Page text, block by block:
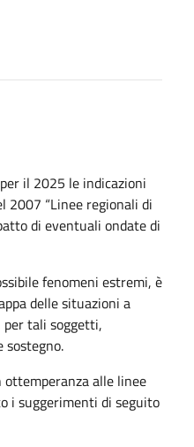
il 2025 le indicazioni
2007 “Linee regionali di
di eventuali ondate di
fenomeni estremi, è
delle situazioni a
per tali soggetti,
sostegno.
alle linee
i suggerimenti di seguito